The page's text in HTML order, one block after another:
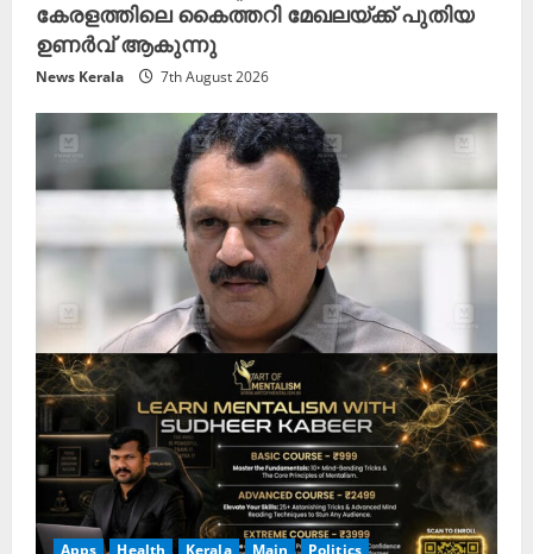
കേരളത്തിലെ കൈത്തറി മേഖലയ്ക്ക് പുതിയ
ഉണർവ് ആകുന്നു
News Kerala 7th August 2026
Apps Health Kerala Main Politics